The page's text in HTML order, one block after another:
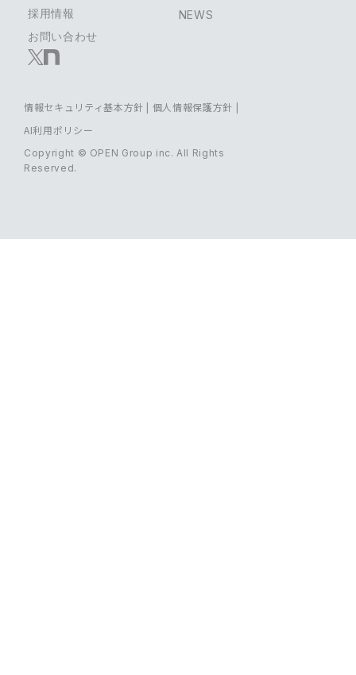
採用情報
NEWS
お問い合わせ
Copyright © OPEN Group inc. All Rights
Reserved.
情報セキュリティ基本方針 | 個人情報保護方針 |
AI利用ポリシー